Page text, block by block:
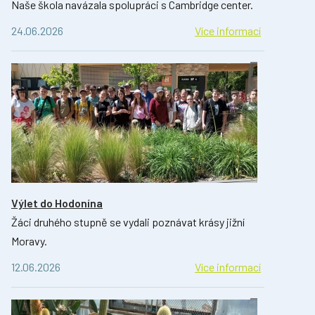
Naše škola navázala spolupráci s Cambridge center.
24.06.2026
Více informací
Výlet do Hodonína
Žáci druhého stupně se vydali poznávat krásy jižní
Moravy.
12.06.2026
Více informací